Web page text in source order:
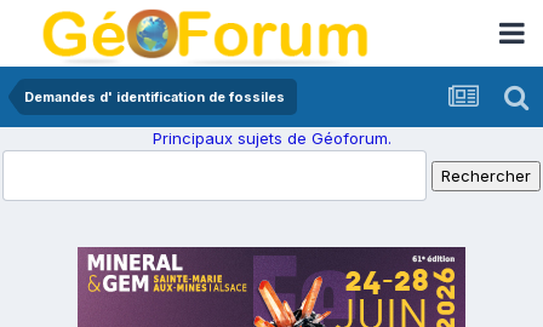
Demandes d' identification de fossiles
Principaux sujets de Géoforum.